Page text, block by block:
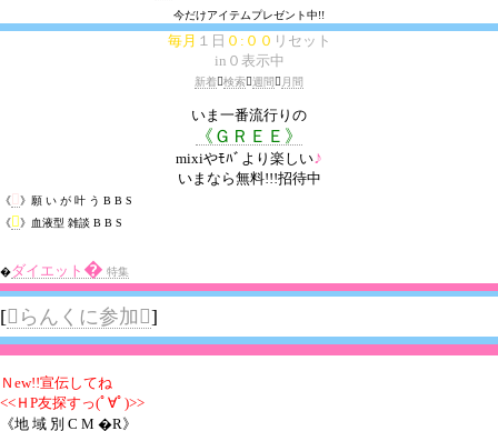
今だけアイテムプレゼント中!!
毎月 １日 ０:００ リセット
in０表示中
新着検索週間  月間
いま一番流行りの
《ＧＲＥＥ》
mixiやﾓﾊﾞより楽しい♪
いまなら無料!!!招待中
《
》願 い が 叶 う B B S
《》血液型 雑談 B B S
�ダイエット � 特集
[らんくに参加]
Ｎew!!宣伝してね
<<ＨP友探すっ(ﾟ∀ﾟ)>>
《地 域 別 C M �R》